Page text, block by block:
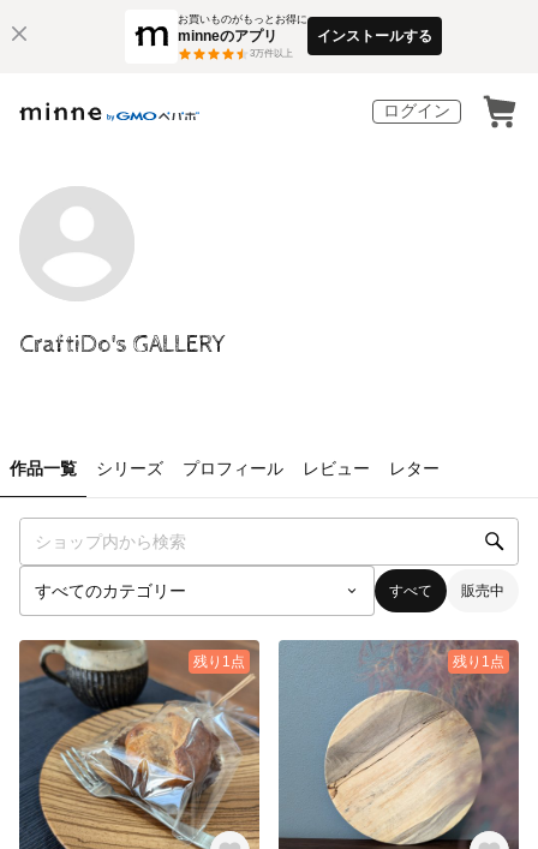
お買いものがもっとお得に
minneのアプリ
3万件以上
インストールする
ログイン
CraftiDo's GALLERY
作品一覧 シリーズ プロフィール レビュー レター
すべて 販売中
残り1点 残り1点